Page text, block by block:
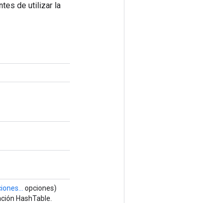
de utilizar la
opciones)
HashTable.